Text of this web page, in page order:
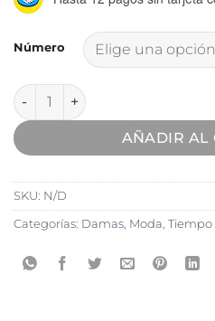
Número
Zapatilla Tina cantidad
AÑADIR AL
SKU: N/D
Categorías: Damas Moda Tiempo